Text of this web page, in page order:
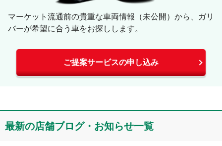
マーケット流通前の貴重な車両情報（未公開）から、ガリ
バーが希望に合う車をお探しします。
ご提案サービスの申し込み
最新の店舗ブログ・お知らせ一覧